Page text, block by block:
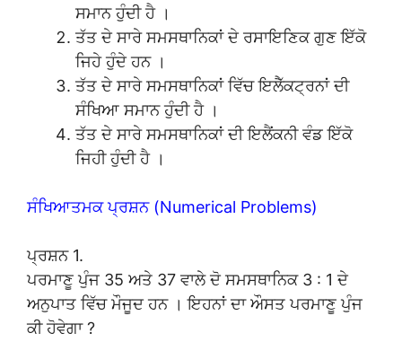
ਸਮਾਨ ਹੁੰਦੀ ਹੈ ।
ਤੱਤ ਦੇ ਸਾਰੇ ਸਮਸਥਾਨਿਕਾਂ ਦੇ ਰਸਾਇਣਿਕ ਗੁਣ ਇੱਕੋ
ਜਿਹੇ ਹੁੰਦੇ ਹਨ ।
ਤੱਤ ਦੇ ਸਾਰੇ ਸਮਸਥਾਨਿਕਾਂ ਵਿੱਚ ਇਲੈੱਕਟ੍ਰਨਾਂ ਦੀ
ਸੰਖਿਆ ਸਮਾਨ ਹੁੰਦੀ ਹੈ ।
ਤੱਤ ਦੇ ਸਾਰੇ ਸਮਸਥਾਨਿਕਾਂ ਦੀ ਇਲੈਂਕਨੀ ਵੰਡ ਇੱਕੋ
ਜਿਹੀ ਹੁੰਦੀ ਹੈ ।
ਸੰਖਿਆਤਮਕ ਪ੍ਰਸ਼ਨ (Numerical Problems)
ਪ੍ਰਸ਼ਨ 1.
ਪਰਮਾਣੂ ਪੁੰਜ 35 ਅਤੇ 37 ਵਾਲੇ ਦੋ ਸਮਸਥਾਨਿਕ 3 : 1 ਦੇ
ਅਨੁਪਾਤ ਵਿੱਚ ਮੌਜੂਦ ਹਨ । ਇਹਨਾਂ ਦਾ ਔਸਤ ਪਰਮਾਣੂ ਪੁੰਜ
ਕੀ ਹੋਵੇਗਾ ?